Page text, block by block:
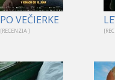
PO VEČIERKE
[RECENZIA ]